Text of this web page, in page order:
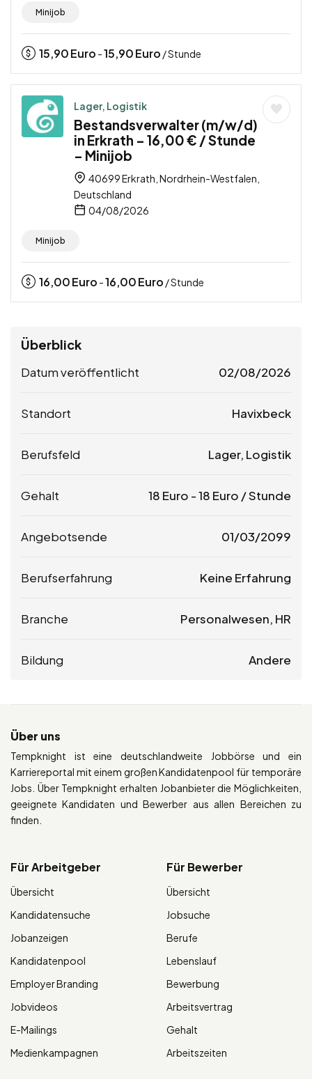
Minijob
15,90Euro -15,90Euro / Stunde
Lager, Logistik
Bestandsverwalter (m/w/d)
in Erkrath – 16,00 € / Stunde
– Minijob
40699 Erkrath, Nordrhein-Westfalen,
Deutschland
04/08/2026
Minijob
16,00Euro -16,00Euro / Stunde
Überblick
Datum veröffentlicht 02/08/2026
Standort Havixbeck
Berufsfeld Lager, Logistik
Gehalt 18 Euro -18 Euro / Stunde
Angebotsende 01/03/2099
Berufserfahrung Keine Erfahrung
Branche Personalwesen, HR
Bildung Andere
Über uns
Tempknight ist eine deutschlandweite Jobbörse und ein
Karriereportal mit einem großen Kandidatenpool für temporäre
Jobs. Über Tempknight erhalten Jobanbieter die Möglichkeiten,
geeignete Kandidaten und Bewerber aus allen Bereichen zu
finden.
Für Arbeitgeber
Übersicht
Kandidatensuche
Jobanzeigen
Kandidatenpool
Employer Branding
Jobvideos
E-Mailings
Medienkampagnen
Für Bewerber
Übersicht
Jobsuche
Berufe
Lebenslauf
Bewerbung
Arbeitsvertrag
Gehalt
Arbeitszeiten